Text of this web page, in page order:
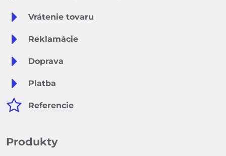
Vrátenie tovaru
Reklamácie
Doprava
Platba
Referencie
Produkty